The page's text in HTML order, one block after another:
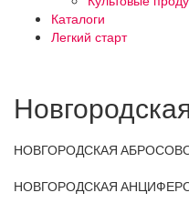
Каталоги
Легкий старт
НОВГОРОДСКАЯ
НОВГОРОДСКАЯ